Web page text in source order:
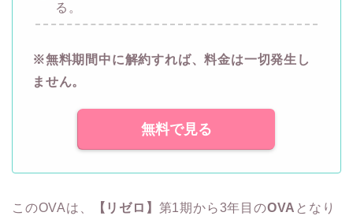
る。
※無料期間中に解約すれば、料金は一切発生し
ません。
無料で見る
このOVAは、 【リゼロ】 第1期から3年目のOVA となり